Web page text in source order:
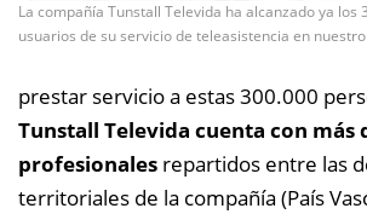
La compañía Tunstall Televida ha alcanzado ya los
usuarios de su servicio de teleasistencia en
prestar servicio a estas 300.000
Tunstall Televida cuenta con más
profesionales repartidos entre las
territoriales de la compañía (País